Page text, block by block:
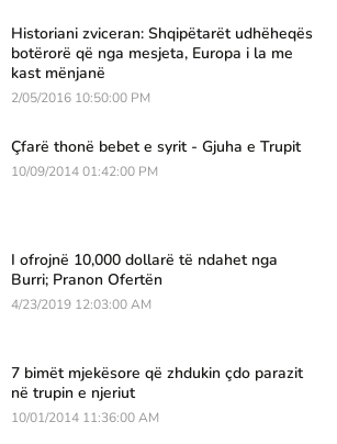
Historiani zviceran: Shqipëtarët udhëheqës
botërorë që nga mesjeta, Europa i la me
kast mënjanë
2/05/2016 10:50:00 PM
Çfarë thonë bebet e syrit - Gjuha e Trupit
10/09/2014 01:42:00 PM
I ofrojnë 10,000 dollarë të ndahet nga
Burri; Pranon Ofertën
4/23/2019 12:03:00 AM
7 bimët mjekësore që zhdukin çdo parazit
në trupin e njeriut
10/01/2014 11:36:00 AM